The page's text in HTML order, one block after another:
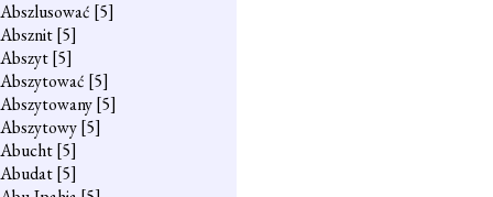
Abszlusować [5]
Absznit[5]
Abszyt[5]
Abszytować [5]
Abszytowany[5]
Abszytowy[5]
Abucht[5]
Abudat[5]